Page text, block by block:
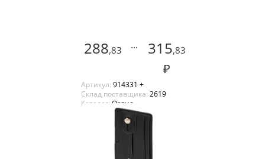
288,83 ... 315,83
₽
Артикул: 914331 +
Склад поставщика: 2619
Каталог: Оазис